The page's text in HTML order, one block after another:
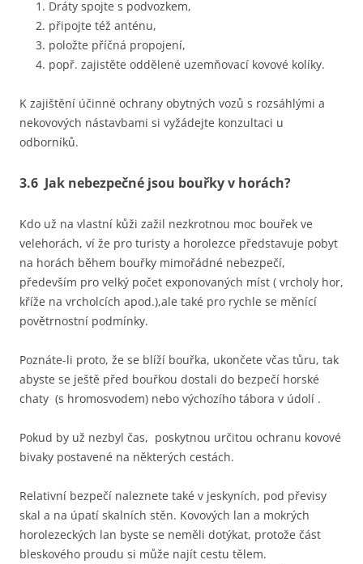
Dráty spojte s podvozkem,
připojte též anténu,
položte příčná propojení,
popř. zajistěte oddělené uzemňovací kovové kolíky.
K zajištění účinné ochrany obytných vozů s rozsáhlými a
nekovových nástavbami si vyžádejte konzultaci u
odborníků.
3.6 Jak nebezpečné jsou bouřky v horách?
Kdo už na vlastní kůži zažil nezkrotnou moc bouřek ve
velehorách, ví že pro turisty a horolezce představuje pobyt
na horách během bouřky mimořádné nebezpečí,
především pro velký počet exponovaných míst ( vrcholy hor,
kříže na vrcholcích apod.),ale také pro rychle se měnící
povětrnostní podmínky.
Poznáte-li proto, že se blíží bouřka, ukončete včas tůru, tak
abyste se ještě před bouřkou dostali do bezpečí horské
chaty (s hromosvodem) nebo výchozího tábora v údolí .
Pokud by už nezbyl čas, poskytnou určitou ochranu kovové
bivaky postavené na některých cestách.
Relativní bezpečí naleznete také v jeskyních, pod převisy
skal a na úpatí skalních stěn. Kovových lan a mokrých
horolezeckých lan byste se neměli dotýkat, protože část
bleskového proudu si může najít cestu tělem.